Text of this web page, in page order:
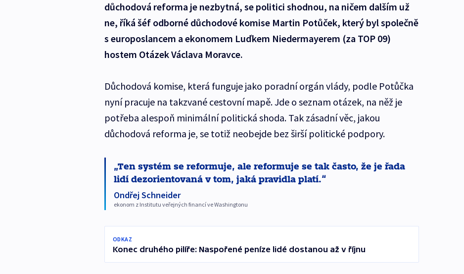
důchodová reforma je nezbytná, se politici shodnou, na ničem dalším už
ne, říká šéf odborné důchodové komise Martin Potůček, který byl společně
s europoslancem a ekonomem Luďkem Niedermayerem (za TOP 09)
hostem Otázek Václava Moravce.
Důchodová komise, která funguje jako poradní orgán vlády, podle Potůčka
nyní pracuje na takzvané cestovní mapě. Jde o seznam otázek, na něž je
potřeba alespoň minimální politická shoda. Tak zásadní věc, jakou
důchodová reforma je, se totiž neobejde bez širší politické podpory.
Ten systém se reformuje, ale reformuje se tak často, že je řada
lidí dezorientovaná v tom, jaká pravidla platí.
Ondřej Schneider
ekonom z Institutu veřejných financí ve Washingtonu
ODKAZ
Konec druhého pilíře: Naspořené peníze lidé dostanou až v říjnu